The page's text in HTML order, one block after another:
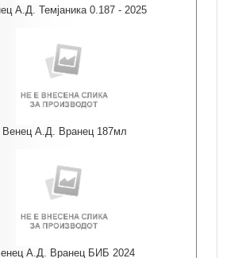
А.Д. Темјаника 0.187 - 2025
Венец А.Д. Вранец 187мл
А.Д. Вранец БИБ 2024